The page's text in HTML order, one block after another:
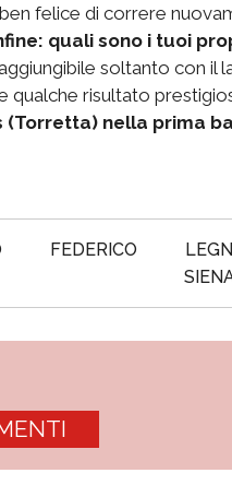
felice di correre
quali sono i tuoi
soltanto con il
risultato
(Torretta) nella prima
FEDERICO